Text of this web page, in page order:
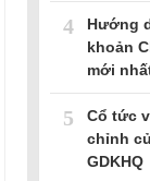
4
Hướng
khoản
mới
5
Cổ tức
chỉnh
GDKHQ